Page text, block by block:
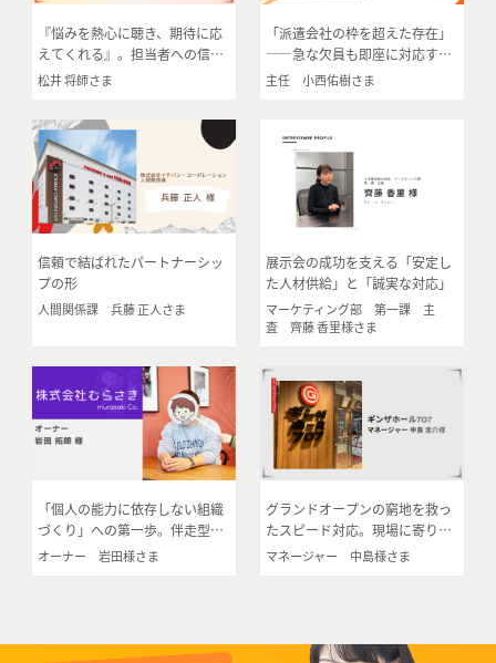
『悩みを熱心に聴き、期待に応
えてくれる』。担当者への信頼
が3年続くパートナーシップの
松井 将師さま
「派遣会社の枠を超えた存在」
――急な欠員も即座に対応す
る、店舗運営の不可欠なパート
主任 小西佑樹さま
信頼で結ばれたパートナーシッ
プの形
人間関係課 兵藤 正人さま
展示会の成功を支える「安定し
た人材供給」と「誠実な対応」
マーケティング部 第一課 主
査 齊藤 香里様さま
「個人の能力に依存しない組織
づくり」への第一歩。伴走型サ
ポートで描く会社の未来
オーナー 岩田様さま
グランドオープンの窮地を救っ
たスピード対応。現場に寄り添
うパートナーとしての信頼
マネージャー 中島様さま